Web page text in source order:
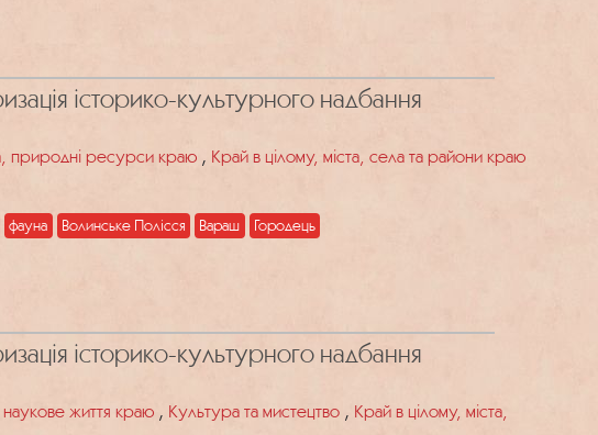
історико-культурного надбання
природні ресурси краю , Край в цілому, міста, села та райони краю
фауна Волинське Полісся Вараш Городець
історико-культурного надбання
наукове життя краю , Культура та мистецтво , Край в цілому, міста,